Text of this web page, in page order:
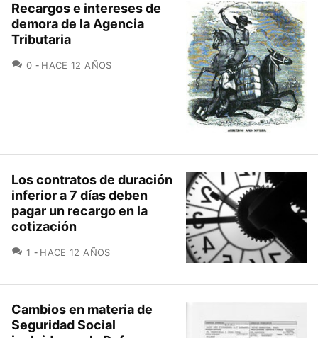
Recargos e intereses de
demora de la Agencia
Tributaria
0 COMENTARIOS
HACE 12 AÑOS
Los contratos de duración
inferior a 7 días deben
pagar un recargo en la
cotización
1 COMENTARIOS
HACE 12 AÑOS
Cambios en materia de
Seguridad Social